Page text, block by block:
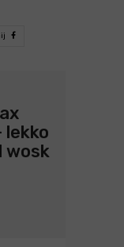
lekko
wosk